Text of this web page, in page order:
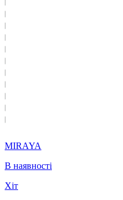
MIRAYA
В наявності
Хіт